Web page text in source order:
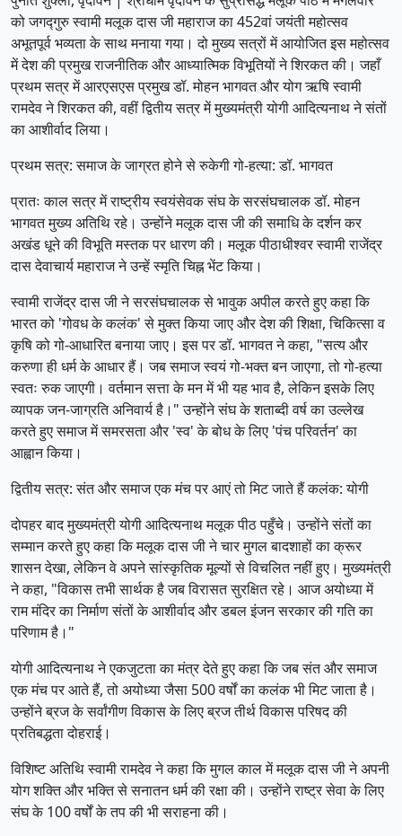
को जगद्गुरु स्वामी मलूक दास जी महाराज का 452वां जयंती महोत्सव
अभूतपूर्व भव्यता के साथ मनाया गया। दो मुख्य सत्रों में आयोजित इस महोत्सव
में देश की प्रमुख राजनीतिक और आध्यात्मिक विभूतियों ने शिरकत की। जहाँ
प्रथम सत्र में आरएसएस प्रमुख डॉ. मोहन भागवत और योग ऋषि स्वामी
रामदेव ने शिरकत की, वहीं द्वितीय सत्र में मुख्यमंत्री योगी आदित्यनाथ ने संतों
का आशीर्वाद लिया।
​प्रथम सत्र: समाज के जाग्रत होने से रुकेगी गो-हत्या: डॉ. भागवत
​प्रातः काल सत्र में राष्ट्रीय स्वयंसेवक संघ के सरसंघचालक डॉ. मोहन
भागवत मुख्य अतिथि रहे। उन्होंने मलूक दास जी की समाधि के दर्शन कर
अखंड धूने की विभूति मस्तक पर धारण की। मलूक पीठाधीश्वर स्वामी राजेंद्र
दास देवाचार्य महाराज ने उन्हें स्मृति चिह्न भेंट किया।
​स्वामी राजेंद्र दास जी ने सरसंघचालक से भावुक अपील करते हुए कहा कि
भारत को 'गोवध के कलंक' से मुक्त किया जाए और देश की शिक्षा, चिकित्सा व
कृषि को गो-आधारित बनाया जाए। इस पर डॉ. भागवत ने कहा, "सत्य और
करुणा ही धर्म के आधार हैं। जब समाज स्वयं गो-भक्त बन जाएगा, तो गो-हत्या
स्वतः रुक जाएगी। वर्तमान सत्ता के मन में भी यह भाव है, लेकिन इसके लिए
व्यापक जन-जाग्रति अनिवार्य है।" उन्होंने संघ के शताब्दी वर्ष का उल्लेख
करते हुए समाज में समरसता और 'स्व' के बोध के लिए 'पंच परिवर्तन' का
आह्वान किया।
​द्वितीय सत्र: संत और समाज एक मंच पर आएं तो मिट जाते हैं कलंक: योगी
​दोपहर बाद मुख्यमंत्री योगी आदित्यनाथ मलूक पीठ पहुँचे। उन्होंने संतों का
सम्मान करते हुए कहा कि मलूक दास जी ने चार मुगल बादशाहों का क्रूर
शासन देखा, लेकिन वे अपने सांस्कृतिक मूल्यों से विचलित नहीं हुए। मुख्यमंत्री
ने कहा, "विकास तभी सार्थक है जब विरासत सुरक्षित रहे। आज अयोध्या में
राम मंदिर का निर्माण संतों के आशीर्वाद और डबल इंजन सरकार की गति का
परिणाम है।"
​योगी आदित्यनाथ ने एकजुटता का मंत्र देते हुए कहा कि जब संत और समाज
एक मंच पर आते हैं, तो अयोध्या जैसा 500 वर्षों का कलंक भी मिट जाता है।
उन्होंने ब्रज के सर्वांगीण विकास के लिए ब्रज तीर्थ विकास परिषद की
प्रतिबद्धता दोहराई।
​विशिष्ट अतिथि स्वामी रामदेव ने कहा कि मुगल काल में मलूक दास जी ने अपनी
योग शक्ति और भक्ति से सनातन धर्म की रक्षा की। उन्होंने राष्ट्र सेवा के लिए
संघ के 100 वर्षों के तप की भी सराहना की।